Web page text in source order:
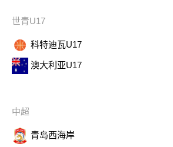
世青U17
科特迪瓦U17
澳大利亚U17
中超
青岛西海岸